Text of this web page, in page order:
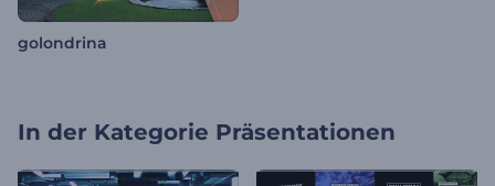
golondrina
In der Kategorie Präsentationen